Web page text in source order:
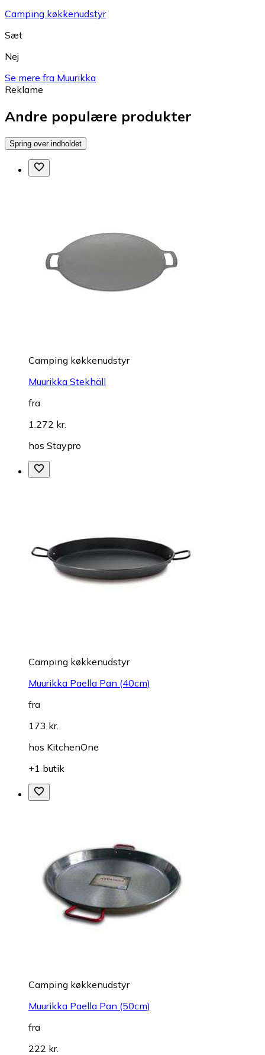
Camping køkkenudstyr
Sæt
Nej
Se mere fra Muurikka
Reklame
Andre populære produkter
Spring over indholdet
Camping køkkenudstyr
Muurikka Stekhäll
fra
1.272 kr.
hos Staypro
Camping køkkenudstyr
Muurikka Paella Pan (40cm)
fra
173 kr.
hos KitchenOne
+1 butik
Camping køkkenudstyr
Muurikka Paella Pan (50cm)
fra
222 kr.